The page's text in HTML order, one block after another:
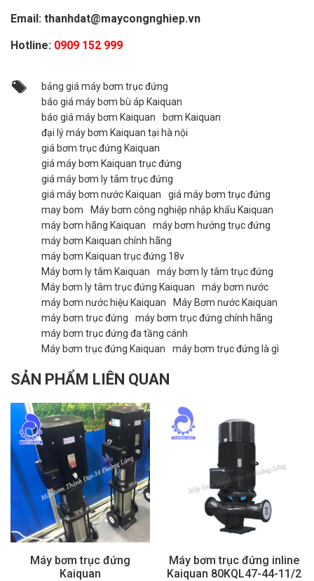
Email: thanhdat@maycongnghiep.vn
Hotline: 0909 152 999
bảng giá máy bơm trục đứng
báo giá máy bơm bù áp Kaiquan
báo giá máy bơm Kaiquan
bơm Kaiquan
đại lý máy bơm Kaiquan tại hà nội
giá bơm trục đứng Kaiquan
giá máy bơm Kaiquan trục đứng
giá máy bơm ly tâm trục đứng
giá máy bơm nước Kaiquan
giá máy bơm trục đứng
may bom
Máy bơm công nghiệp nhập khẩu Kaiquan
máy bơm hãng Kaiquan
máy bơm hướng trục đứng
máy bơm Kaiquan chính hãng
máy bơm Kaiquan trục đứng 18v
Máy bơm ly tâm Kaiquan
máy bơm ly tâm trục đứng
Máy bơm ly tâm trục đứng Kaiquan
máy bơm nước
máy bơm nước hiệu Kaiquan
Máy Bơm nước Kaiquan
máy bơm trục đứng
máy bơm trục đứng chính hãng
máy bơm trục đứng đa tầng cánh
Máy bơm trục đứng Kaiquan
máy bơm trục đứng là gì
SẢN PHẨM LIÊN QUAN
Máy bơm trục đứng
Kaiquan
Máy bơm trục đứng inline
Kaiquan 80KQL47-44-11/2